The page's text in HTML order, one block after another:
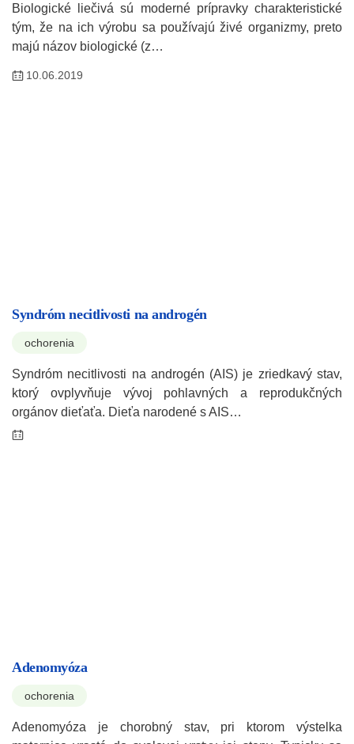
Biologické liečivá sú moderné prípravky charakteristické
tým, že na ich výrobu sa používajú živé organizmy, preto
majú názov biologické (z…
10.06.2019
Syndróm necitlivosti na androgén
ochorenia
Syndróm necitlivosti na androgén (AIS) je zriedkavý stav,
ktorý ovplyvňuje vývoj pohlavných a reprodukčných
orgánov dieťaťa. Dieťa narodené s AIS…
Adenomyóza
ochorenia
Adenomyóza je chorobný stav, pri ktorom výstelka